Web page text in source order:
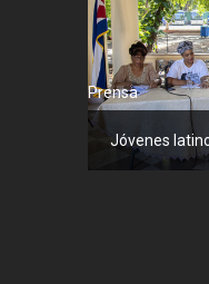
Prensa
Jóvenes